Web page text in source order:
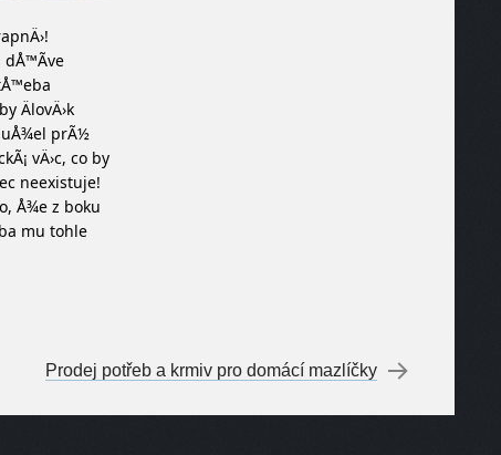
dÅ™Ã­ve
ÄlovÄ›k
prÃ½
vÄ›c, co by
neexistuje!
Å¾e z boku
mu tohle
Prodej potřeb a krmiv pro domácí mazlíčky →